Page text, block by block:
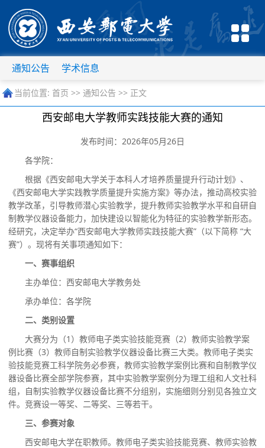
通知公告 学术信息
当前位置: 首页 >> 通知公告 >> 正文
西安邮电大学教师实践技能大赛的通知
发布时间：2026年05月26日
各学院：
根据《西安邮电大学关于本科人才培养质量提升行动计划》、
《西安邮电大学实践教学质量提升实施方案》等办法，推动高校实验
教学改革，引导教师潜心实验教学，提升教师实验教学水平和自研自
制教学仪器设备能力，加快建设以智能化为特征的实验教学新形态。
经研究，决定举办“西安邮电大学教师实践技能大赛”（以下简称 “大
赛”）。现将有关事项通知如下：
一、赛事组织
主办单位：西安邮电大学教务处
承办单位：各学院
二、类别设置
大赛分为（1）教师电子类实验技能竞赛（2）教师实验教学案
例比赛（3）教师自制实验教学仪器设备比赛三大类。教师电子类实
验技能竞赛工科学院务必参赛，教师实验教学案例比赛和自制教学仪
器设备比赛全部学院参赛，其中实验教学案例分为理工组和人文社科
组，自制实验教学仪器设备比赛不分组别，实施细则分别见各独立文
件。竞赛设一等奖、二等奖、三等若干。
三、参赛对象
西安邮电大学在职教师。教师电子类实验技能竞赛、教师实验教